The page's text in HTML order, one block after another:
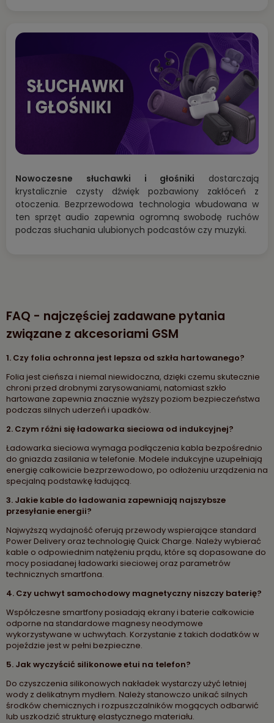
Nowoczesne słuchawki i głośniki dostarczają
krystalicznie czysty dźwięk pozbawiony zakłóceń z
otoczenia. Bezprzewodowa technologia wbudowana w
ten sprzęt audio zapewnia ogromną swobodę ruchów
podczas słuchania ulubionych podcastów czy muzyki.
FAQ - najczęściej zadawane pytania
związane z akcesoriami GSM
1. Czy folia ochronna jest lepsza od szkła hartowanego?
Folia jest cieńsza i niemal niewidoczna, dzięki czemu skutecznie
chroni przed drobnymi zarysowaniami, natomiast szkło
hartowane zapewnia znacznie wyższy poziom bezpieczeństwa
podczas silnych uderzeń i upadków.
2. Czym różni się ładowarka sieciowa od indukcyjnej?
Ładowarka sieciowa wymaga podłączenia kabla bezpośrednio
do gniazda zasilania w telefonie. Modele indukcyjne uzupełniają
energię całkowicie bezprzewodowo, po odłożeniu urządzenia na
specjalną podstawkę ładującą.
3. Jakie kable do ładowania zapewniają najszybsze
przesyłanie energii?
Najwyższą wydajność oferują przewody wspierające standard
Power Delivery oraz technologię Quick Charge. Należy wybierać
kable o odpowiednim natężeniu prądu, które są dopasowane do
mocy posiadanej ładowarki sieciowej oraz parametrów
technicznych smartfona.
4. Czy uchwyt samochodowy magnetyczny niszczy baterię?
Współczesne smartfony posiadają ekrany i baterie całkowicie
odporne na standardowe magnesy neodymowe
wykorzystywane w uchwytach. Korzystanie z takich dodatków w
pojeździe jest w pełni bezpieczne.
5. Jak wyczyścić silikonowe etui na telefon?
Do czyszczenia silikonowych nakładek wystarczy użyć letniej
wody z delikatnym mydłem. Należy stanowczo unikać silnych
środków chemicznych i rozpuszczalników mogących odbarwić
lub uszkodzić strukturę elastycznego materiału.